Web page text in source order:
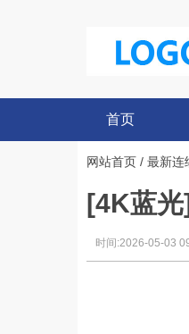
首页
网站首页 / 最新连
[4K蓝
时间:2026-05-03